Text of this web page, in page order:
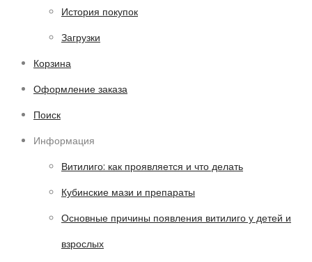
История покупок
Загрузки
Корзина
Оформление заказа
Поиск
Информация
Витилиго: как проявляется и что делать
Кубинские мази и препараты
Основные причины появления витилиго у детей и
взрослых